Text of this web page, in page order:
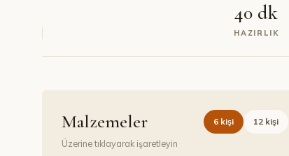
40 dk
HAZIRLIK
Malzemeler 6 kişi 12 kişi
Üzerine tıklayarak işaretleyin